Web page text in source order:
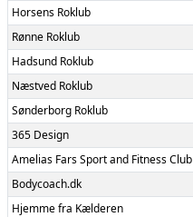
Horsens Roklub
Rønne Roklub
Hadsund Roklub
Næstved Roklub
Sønderborg Roklub
365 Design
Amelias Fars Sport and Fitness Club
Bodycoach.dk
Hjemme fra Kælderen